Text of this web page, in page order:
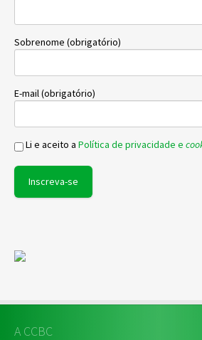
Sobrenome (obrigatório)
E-mail (obrigatório)
Li e aceito a Política de privacidade e
A CCBC